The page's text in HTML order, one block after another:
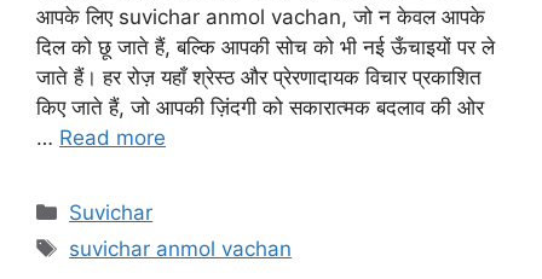
आपके लिए suvichar anmol vachan, जो न केवल आपके
दिल को छू जाते हैं, बल्कि आपकी सोच को भी नई ऊँचाइयों पर ले
जाते हैं। हर रोज़ यहाँ श्रेस्ठ और प्रेरणादायक विचार प्रकाशित
किए जाते हैं, जो आपकी ज़िंदगी को सकारात्मक बदलाव की ओर
… Read more
Categories
Suvichar
Tags
suvichar anmol vachan